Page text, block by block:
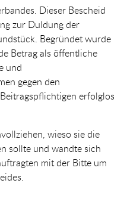
Dieser Bescheid
zur Duldung der
Begründet wurde
Betrag als öffentliche
und
gegen den
erfolglos
wieso sie die
sollte und wandte sich
mit der Bitte um